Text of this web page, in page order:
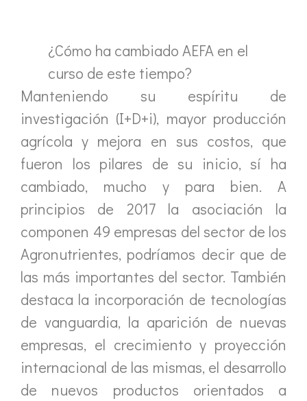
¿Cómo ha cambiado AEFA en el
curso de este tiempo?
Manteniendo su espíritu de
investigación (I+D+i), mayor producción
agrícola y mejora en sus costos, que
fueron los pilares de su inicio, sí ha
cambiado, mucho y para bien. A
principios de 2017 la asociación la
componen 49 empresas del sector de los
Agronutrientes, podríamos decir que de
las más importantes del sector. También
destaca la incorporación de tecnologías
de vanguardia, la aparición de nuevas
empresas, el crecimiento y proyección
internacional de las mismas, el desarrollo
de nuevos productos orientados a